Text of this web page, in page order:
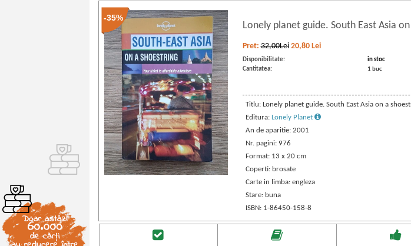
-35%
Lonely planet guide. South East Asia
Pret:32,00Lei 20,80 Lei
Disponibilitate:
in stoc
Cantitatea:
1 buc
Titlu: Lonely planet guide. South East Asia on a
Editura: Lonely Planet
An de aparitie: 2001
Nr. pagini: 976
Format: 13 x 20 cm
Coperti: brosate
Carte in limba: engleza
Stare: buna
ISBN: 1-86450-158-8